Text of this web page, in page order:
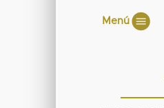
Menú